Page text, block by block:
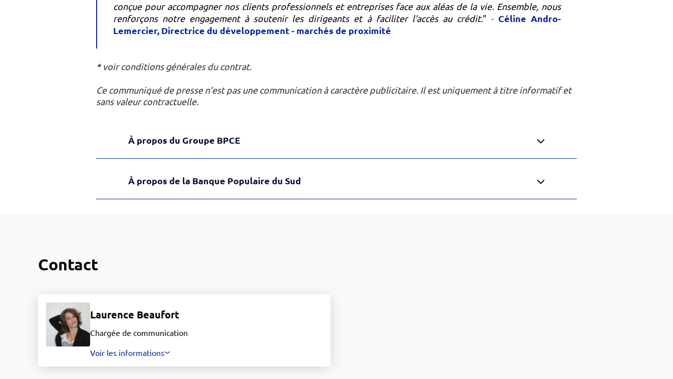
conçue pour accompagner nos clients professionnels et entreprises face aux aléas de la vie. Ensemble, nous
renforçons notre engagement à soutenir les dirigeants et à faciliter l'accès au crédit." - Céline Andro-
Lemercier, Directrice du développement - marchés de proximité
*voir conditions générales du contrat.
Ce communiqué de presse n’est pas une communication à caractère publicitaire. Il est uniquement à titre informatif et
sans valeur contractuelle.
À propos du Groupe BPCE
À propos de la Banque Populaire du Sud
Contact
Laurence Beaufort
Chargée de communication
Voir les informations